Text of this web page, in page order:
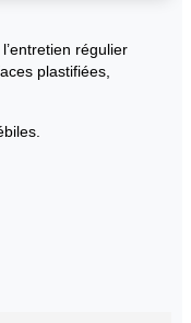
régulier
plastifiées,